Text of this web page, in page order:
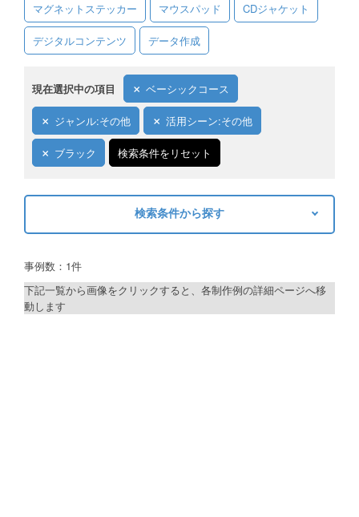
マグネットステッカー マウスパッド CDジャケット
デジタルコンテンツ データ作成
現在選択中の項目 ベーシックコース
ジャンル:その他 活用シーン:その他
ブラック 検索条件をリセット
検索条件から探す
制作プランで探す
事例数：1件
下記一覧から画像をクリックすると、各制作例の詳細ページへ移
動します